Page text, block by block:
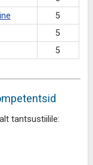
5
5
5
tantsustiilile: